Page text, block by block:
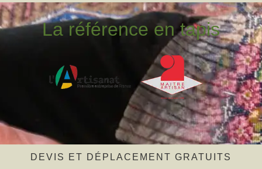
La référence en tapis
DEVIS ET DÉPLACEMENT GRATUITS